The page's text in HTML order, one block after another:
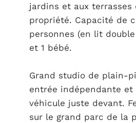
jardins et aux terrasses
propriété. Capacité de
personnes (en lit
et 1 bébé.
Grand studio de plain-
entrée indépendante et
véhicule juste devant.
sur le grand parc de la